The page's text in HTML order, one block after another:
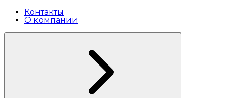
Контакты
О компании